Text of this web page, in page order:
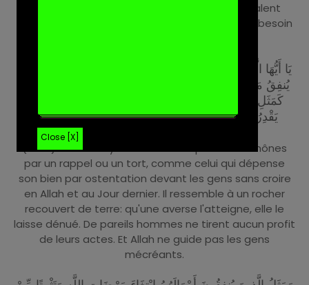
( 263 ) Une parole agréable et un pardon valent
mieux qu'une aumône suivie d'un tort. Allah n'a besoin
يَا أَيُّهَا الَّذِينَ آمَنُوا لَا تُبْطِلُوا صَدَقَاتِكُم بِالْمَنِّ وَالْأَذَىٰ كَالَّذِي
يُنفِقُ مَالَهُ رِئَاءَ النَّاسِ وَلَا يُؤْمِنُ بِاللَّهِ وَالْيَوْمِ الْآخِرِ ۖ فَمَثَلُهُ
كَمَثَلِ صَفْوَانٍ عَلَيْهِ تُرَابٌ فَأَصَابَهُ وَابِلٌ فَتَرَكَهُ صَلْدًا ۖ لَّا
يَقْدِرُونَ عَلَىٰ شَيْءٍ مِّمَّا كَسَبُوا ۗ وَاللَّهُ لَا يَهْدِي الْقَوْمَ
( 264 ) O les croyants! N'annulez pas vos aumônes
par un rappel ou un tort, comme celui qui dépense
son bien par ostentation devant les gens sans croire
en Allah et au Jour dernier. Il ressemble à un rocher
recouvert de terre: qu'une averse l'atteigne, elle le
laisse dénué. De pareils hommes ne tirent aucun profit
de leurs actes. Et Allah ne guide pas les gens
mécréants.
Close [X]